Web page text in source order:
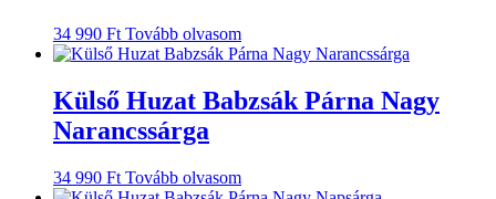
34 990 Ft Tovább olvasom
Külső Huzat Babzsák Párna Nagy
Narancssárga
34 990 Ft Tovább olvasom